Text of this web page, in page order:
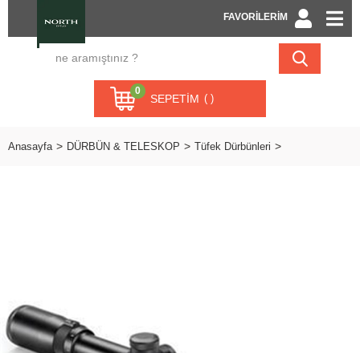
FAVORİLERİM
SEPETIM
0
Anasayfa DÜRBÜN & TELESKOP Tüfek Dürbünleri